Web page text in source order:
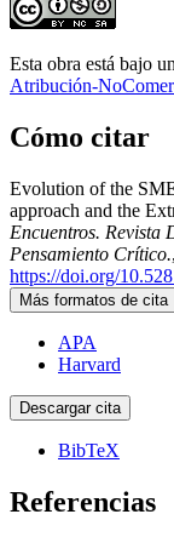
Esta obra está bajo
Atribución-
Cómo citar
Evolution of the
approach and the
Encuentros. Revista
Pensamiento Crítico.,
https://doi.org/
Más formatos de cita
APA
Harvard
Descargar cita
BibTeX
Referencias